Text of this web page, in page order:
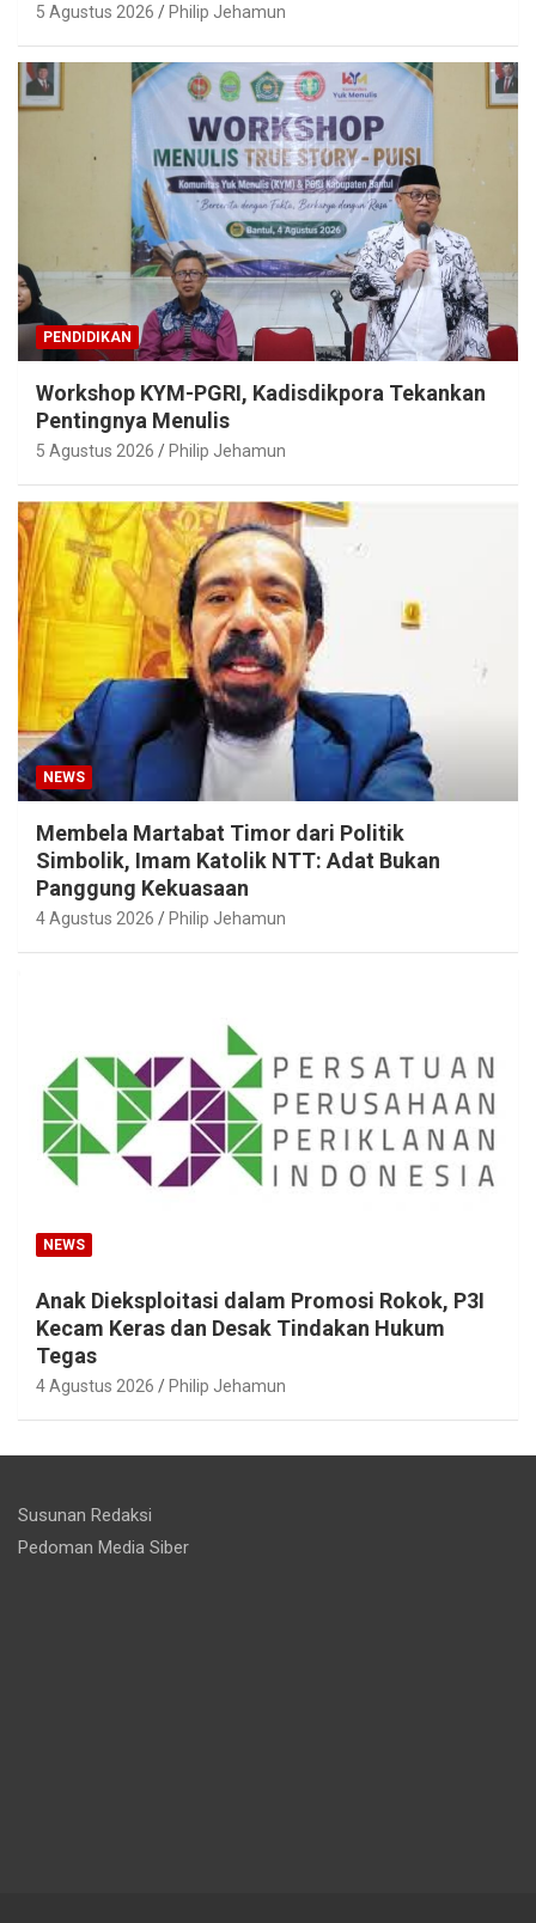
5 Agustus 2026 Philip Jehamun
PENDIDIKAN
Workshop KYM-PGRI, Kadisdikpora Tekankan
Pentingnya Menulis
5 Agustus 2026 Philip Jehamun
NEWS
Membela Martabat Timor dari Politik
Simbolik, Imam Katolik NTT: Adat Bukan
Panggung Kekuasaan
4 Agustus 2026 Philip Jehamun
NEWS
Anak Dieksploitasi dalam Promosi Rokok, P3I
Kecam Keras dan Desak Tindakan Hukum
Tegas
4 Agustus 2026 Philip Jehamun
Susunan Redaksi
Pedoman Media Siber